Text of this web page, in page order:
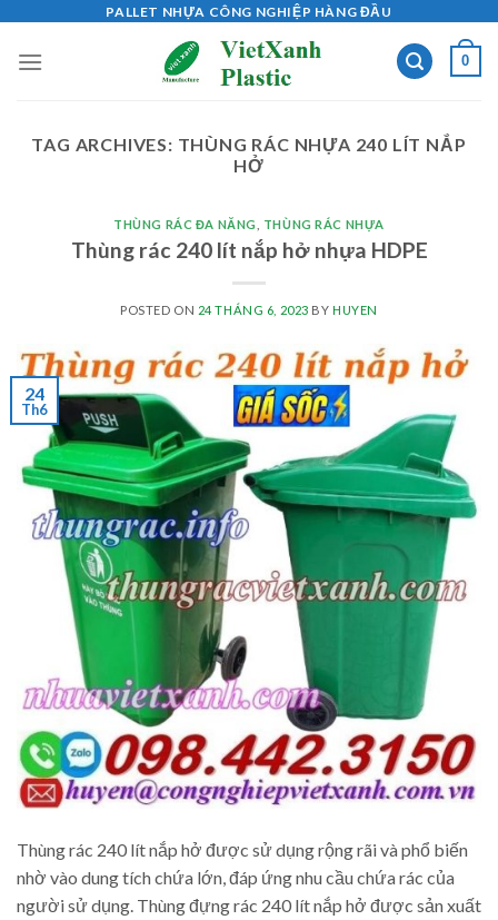
content
PALLET NHỰA CÔNG NGHIỆP HÀNG ĐẦU
0
TAG ARCHIVES: THÙNG RÁC NHỰA 240 LÍT NẮP
HỞ
THÙNG RÁC ĐA NĂNG THÙNG RÁC NHỰA
Thùng rác 240 lít nắp hở nhựa HDPE
POSTED ON 24 THÁNG 6, 2023 BY HUYEN
24
Th6
Thùng rác 240 lít nắp hở được sử dụng rộng rãi và phổ biến
nhờ vào dung tích chứa lớn, đáp ứng nhu cầu chứa rác của
người sử dụng. Thùng đựng rác 240 lít nắp hở được sản xuất